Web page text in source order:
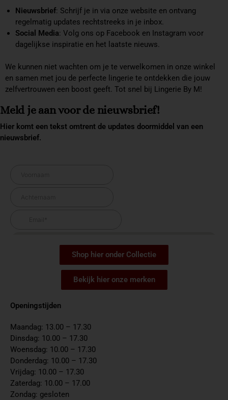
Nieuwsbrief: Schrijf je in via onze website en ontvang
regelmatig updates rechtstreeks in je inbox.
Social Media: Volg ons op Facebook en Instagram voor
dagelijkse inspiratie en het laatste nieuws.
We kunnen niet wachten om je te verwelkomen in onze winkel
en samen met jou de perfecte lingerie te ontdekken die jouw
zelfvertrouwen een boost geeft. Tot snel bij Lingerie By M!
Meld je aan voor de nieuwsbrief!
Hier komt een tekst omtrent de updates doormiddel van een
nieuwsbrief.
Shop hier onder Collectie
Bekijk hier onze merken
Openingstijden
Maandag: 13.00 – 17.30
Dinsdag: 10.00 – 17.30
Woensdag: 10.00 – 17.30
Donderdag: 10.00 – 17.30
Vrijdag: 10.00 – 17.30
Zaterdag: 10.00 – 17.00
Zondag: gesloten